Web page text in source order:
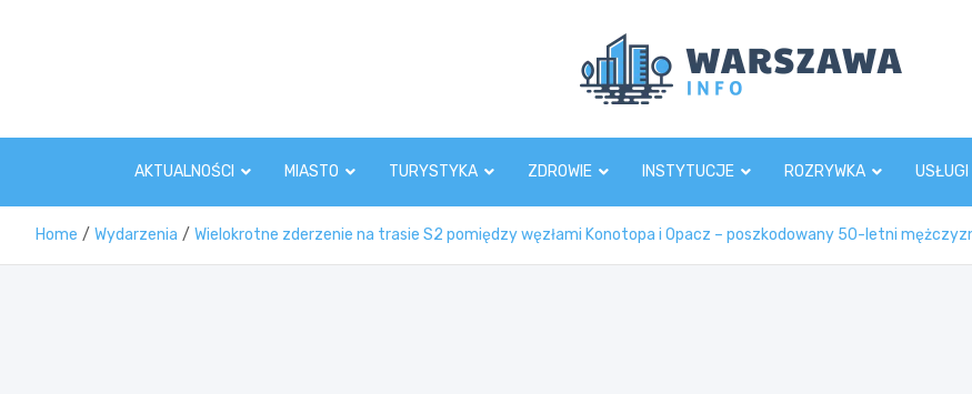
AKTUALNOŚCI MIASTO TURYSTYKA ZDROWIE INSTYTUCJE ROZRYWKA USŁUGI
Home Wydarzenia Wielokrotne zderzenie na trasie S2 pomiędzy węzłami Konotopa i Opacz – poszkodowany 50-letni